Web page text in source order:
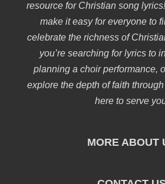
resource for Christian song
make it easy for everyone to
celebrate the richness of
you’re searching for lyrics to
planning a choir performance,
explore the depth of faith
here to serve
MORE ABOUT